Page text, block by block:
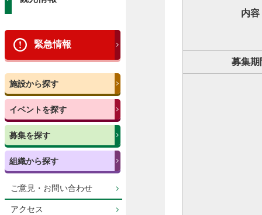
緊急情報
施設から探す
イベントを探す
募集を探す
組織から探す
ご意見・お問い合わせ
アクセス
内容
募集期